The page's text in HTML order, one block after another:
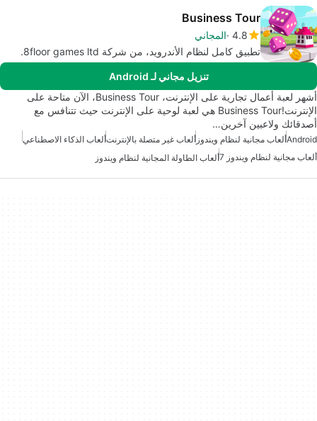
Business Tour
4.8 المجاني
تطبيق كامل لنظام الأندرويد، من شركة 8floor games ltd.
تنزيل مجاني لـ Android
أشهر لعبة أعمال تجارية على الإنترنت، Business Tour، الآن متاحة على
الإنترنت!Business Tour هي لعبة لوحية على الإنترنت حيث تتنافس مع
أصدقائك ولاعبين آخرين…
Androidألعاب مجانية لنظام ويندوز ألعاب غير متصلة بالإنترنتألعاب الذكاء الاصطناعي
ألعاب مجانية لنظام ويندوز 7
ألعاب الطاولة المجانية لنظام ويندوز